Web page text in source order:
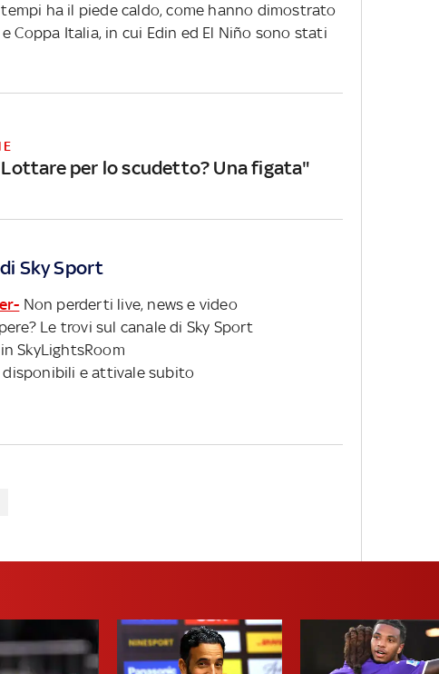
ha il piede caldo, come hanno dimostrato
Coppa Italia, in cui Edin ed El Niño sono stati
per lo scudetto? Una figata"
Sky Sport
Non perderti live, news e video
Le trovi sul canale di Sky Sport
SkyLightsRoom
disponibili e attivale subito